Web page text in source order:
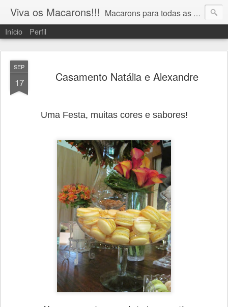
Viva os Macarons!!! Macarons para todas as ocasiões!!! 19 9 91065743 vivaosmacarons@gmail.com
Início Perfil
SEP
17 Casamento Natália e Alexandre
Uma Festa, muitas cores e sabores!